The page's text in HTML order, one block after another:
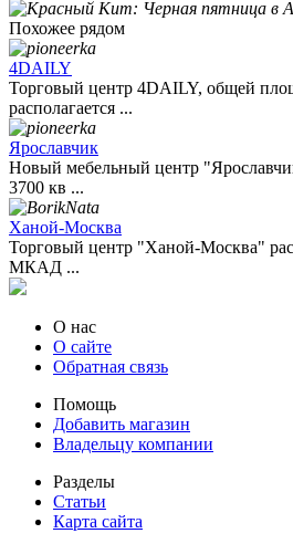
Похожее рядом
4DAILY
Торговый центр 4DAILY, общей
располагается ...
Ярославчик
Новый мебельный центр
3700 кв ...
Ханой-Москва
Торговый центр "Ханой-Москва"
МКАД ...
О нас
О сайте
Обратная связь
Помощь
Добавить магазин
Владельцу компании
Разделы
Статьи
Карта сайта